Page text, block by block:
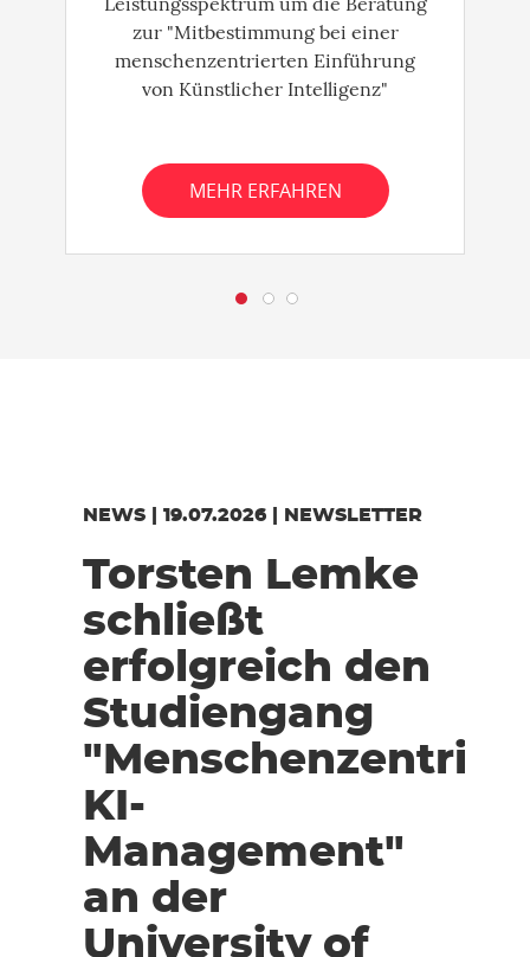
Leistungsspektrum um die Beratung
zur "Mitbestimmung bei einer
menschenzentrierten Einführung
von Künstlicher Intelligenz"
MEHR ERFAHREN
NEWS | 19.07.2026 | NEWSLETTER
Torsten Lemke
schließt
erfolgreich den
Studiengang
KI-
Management"
an der
University of
Zurück